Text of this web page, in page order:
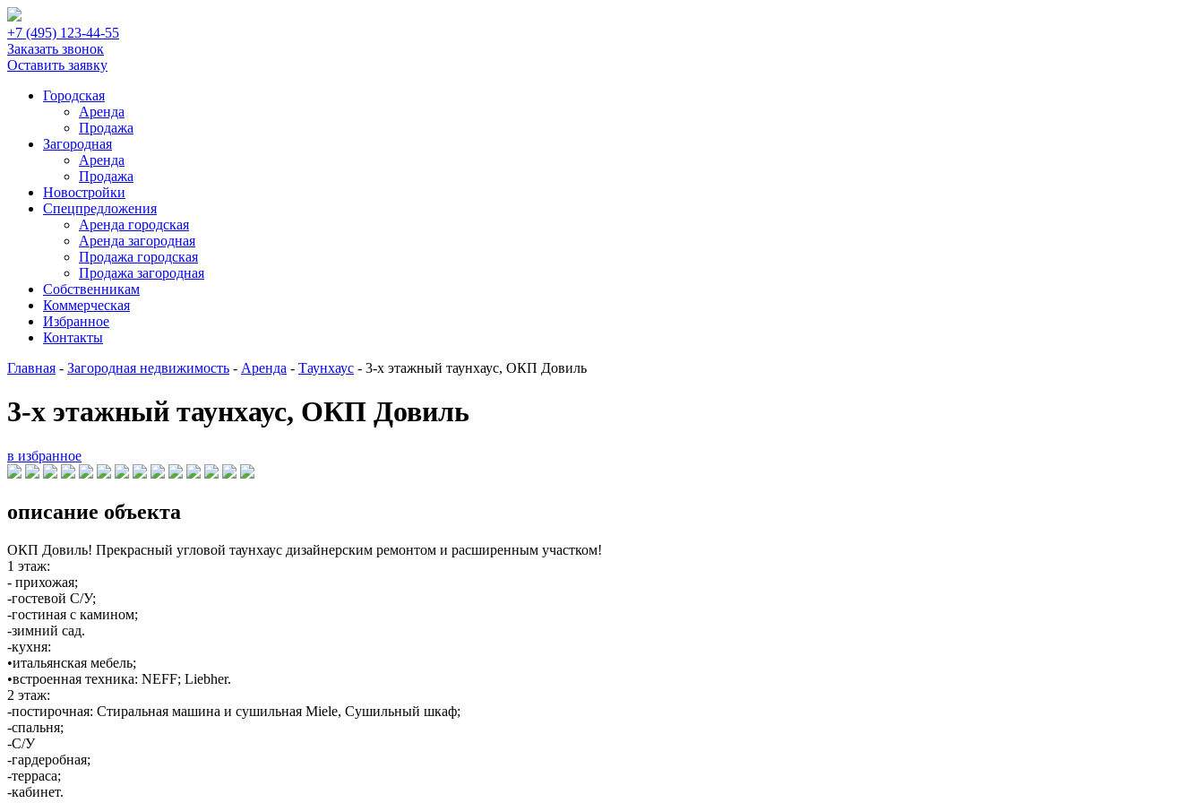
+7 (495) 123-44-55
Заказать звонок
Оставить заявку
Городская
Аренда
Продажа
Загородная
Аренда
Продажа
Новостройки
Спецпредложения
Аренда городская
Аренда загородная
Продажа городская
Продажа загородная
Собственникам
Коммерческая
Избранное
Контакты
Главная - Загородная недвижимость - Аренда - Таунхаус - 3-х этажный таунхаус, ОКП Довиль
3-х этажный таунхаус, ОКП Довиль
в избранное
описание объекта
ОКП Довиль! Прекрасный угловой таунхаус дизайнерским ремонтом и расширенным участком!
1 этаж:
- прихожая;
-гостевой С/У;
-гостиная с камином;
-зимний сад.
-кухня:
•итальянская мебель;
•встроенная техника: NEFF; Liebher.
2 этаж:
-постирочная: Стиральная машина и сушильная Miele, Сушильный шкаф;
-спальня;
-С/У
-гардеробная;
-терраса;
-кабинет.